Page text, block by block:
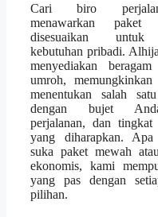
Cari biro
menawarkan
disesuaikan untuk
kebutuhan pribadi.
menyediakan
umroh,
menentukan salah
dengan bujet
perjalanan, dan tingkat
yang diharapkan.
suka paket mewah
ekonomis, kami
yang pas dengan
pilihan.